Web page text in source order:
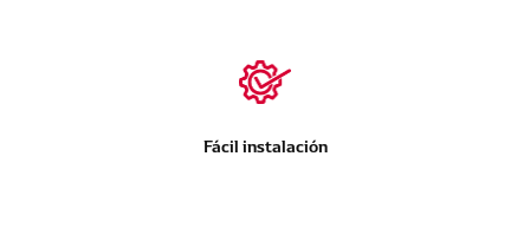
Fácil instalación